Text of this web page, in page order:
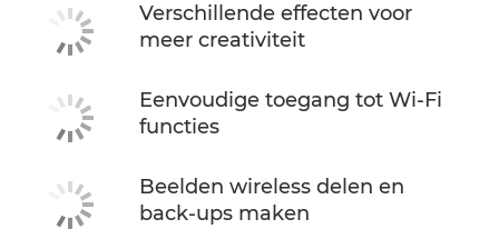
Verschillende effecten voor
meer creativiteit
Eenvoudige toegang tot Wi-Fi
functies
Beelden wireless delen en
back-ups maken